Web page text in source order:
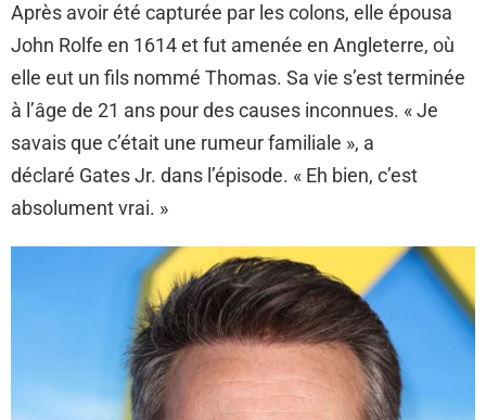
Après avoir été capturée par les colons, elle épousa
John Rolfe en 1614 et fut amenée en Angleterre, où
elle eut un fils nommé Thomas. Sa vie s’est terminée
à l’âge de 21 ans pour des causes inconnues. « Je
savais que c’était une rumeur familiale », a
déclaré Gates Jr. dans l’épisode. « Eh bien, c’est
absolument vrai. »